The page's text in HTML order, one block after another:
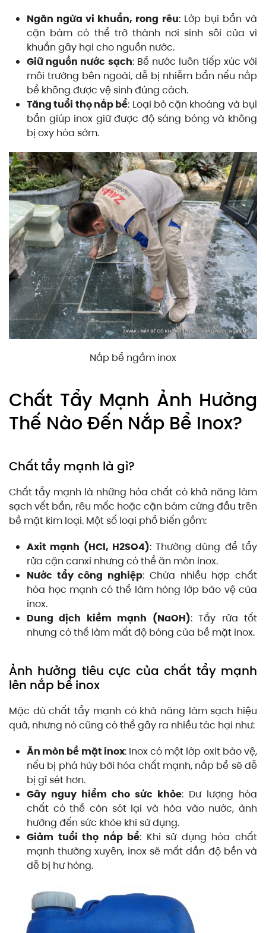
Ngăn ngừa vi khuẩn, rong rêu: Lớp bụi bẩn và
cặn bám có thể trở thành nơi sinh sôi của vi
khuẩn gây hại cho nguồn nước.
Giữ nguồn nước sạch: Bể nước luôn tiếp xúc với
môi trường bên ngoài, dễ bị nhiễm bẩn nếu nắp
bể không được vệ sinh đúng cách.
Tăng tuổi thọ nắp bể: Loại bỏ cặn khoáng và bụi
bẩn giúp inox giữ được độ sáng bóng và không
bị oxy hóa sớm.
Nắp bể ngầm inox
Chất Tẩy Mạnh Ảnh Hưởng
Thế Nào Đến Nắp Bể Inox?
Chất tẩy mạnh là gì?
Chất tẩy mạnh là những hóa chất có khả năng làm
sạch vết bẩn, rêu mốc hoặc cặn bám cứng đầu trên
bề mặt kim loại. Một số loại phổ biến gồm:
Axit mạnh (HCl, H2SO4): Thường dùng để tẩy
rửa cặn canxi nhưng có thể ăn mòn inox.
Nước tẩy công nghiệp: Chứa nhiều hợp chất
hóa học mạnh có thể làm hỏng lớp bảo vệ của
inox.
Dung dịch kiềm mạnh (NaOH): Tẩy rửa tốt
nhưng có thể làm mất độ bóng của bề mặt inox.
Ảnh hưởng tiêu cực của chất tẩy mạnh
lên nắp bể inox
Mặc dù chất tẩy mạnh có khả năng làm sạch hiệu
quả, nhưng nó cũng có thể gây ra nhiều tác hại như:
Ăn mòn bề mặt inox: Inox có một lớp oxit bảo vệ,
nếu bị phá hủy bởi hóa chất mạnh, nắp bể sẽ dễ
bị gỉ sét hơn.
Gây nguy hiểm cho sức khỏe: Dư lượng hóa
chất có thể còn sót lại và hòa vào nước, ảnh
hưởng đến sức khỏe khi sử dụng.
Giảm tuổi thọ nắp bể: Khi sử dụng hóa chất
mạnh thường xuyên, inox sẽ mất dần độ bền và
dễ bị hư hỏng.